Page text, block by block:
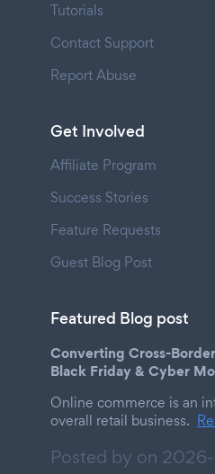
Tutorials
Contact Support
Report Abuse
Get Involved
Affiliate Program
Success Stories
Feature Requests
Guest Blog Post
Featured Blog post
Converting Cross-
Black Friday & Cyber
Online commerce is an
overall retail business.
Posted by on